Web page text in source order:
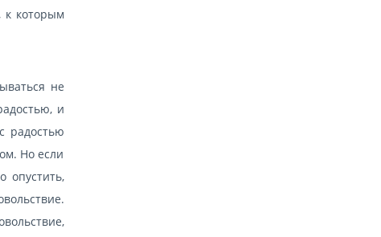
к которым
не
и
радостью
Но если
опустить,